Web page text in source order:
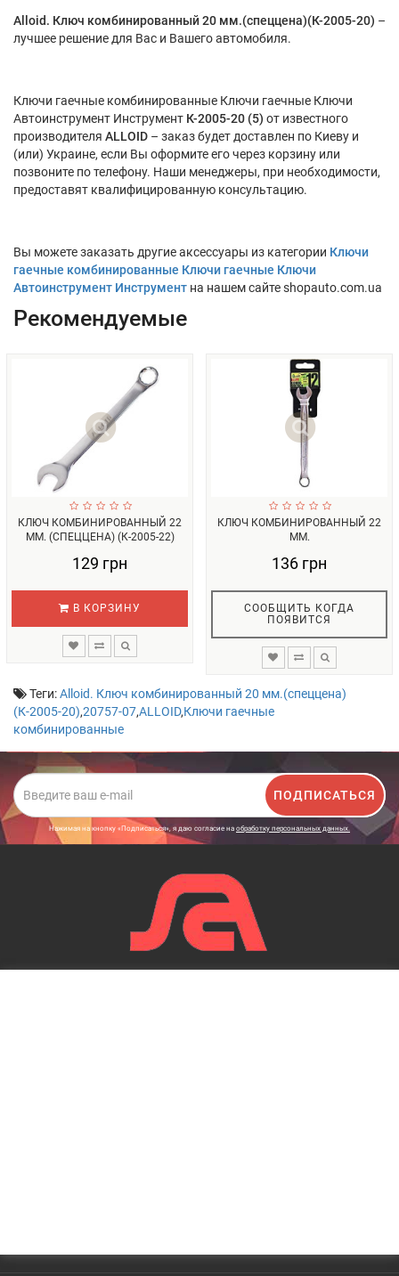
Alloid. Ключ комбинированный 20 мм.(спеццена)(К-2005-20) –
лучшее решение для Вас и Вашего автомобиля.
Ключи гаечные комбинированные Ключи гаечные Ключи
Автоинструмент Инструмент К-2005-20 (5) от известного
производителя ALLOID – заказ будет доставлен по Киеву и
(или) Украине, если Вы оформите его через корзину или
позвоните по телефону. Наши менеджеры, при необходимости,
предоставят квалифицированную консультацию.
Вы можете заказать другие аксессуары из категории Ключи
гаечные комбинированные Ключи гаечные Ключи
Автоинструмент Инструмент на нашем сайте shopauto.com.ua
Рекомендуемые
КЛЮЧ КОМБИНИРОВАННЫЙ 22
ММ. (СПЕЦЦЕНА) (К-2005-22)
129 грн
В КОРЗИНУ
КЛЮЧ КОМБИНИРОВАННЫЙ 22
ММ.
136 грн
СООБЩИТЬ КОГДА
ПОЯВИТСЯ
Теги:Alloid. Ключ комбинированный 20 мм.(спеццена)
(К-2005-20),20757-07,ALLOID,Ключи гаечные
комбинированные
ПОДПИСАТЬСЯ
Нажимая на кнопку «Подписаться», я даю cогласие на обработку персональных данных.